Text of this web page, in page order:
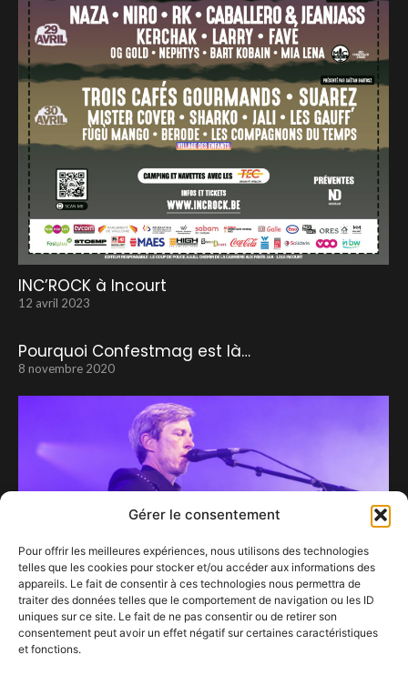
Gérer le consentement
Pour offrir les meilleures expériences, nous utilisons des technologies
telles que les cookies pour stocker et/ou accéder aux informations des
appareils. Le fait de consentir à ces technologies nous permettra de
traiter des données telles que le comportement de navigation ou les ID
uniques sur ce site. Le fait de ne pas consentir ou de retirer son
consentement peut avoir un effet négatif sur certaines caractéristiques
et fonctions.
INC’ROCK à Incourt
12 avril 2023
Pourquoi Confestmag est là…
8 novembre 2020